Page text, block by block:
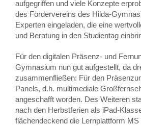
aufgegriffen und viele Konzepte
des Fördervereins des Hilda-
Experten eingeladen, die eine
und Beratung in den Studientag
Für den digitalen Präsenz- und
Gymnasium nun gut aufgestellt, da
zusammenfließen: Für den
Panels, d.h. multimediale
angeschafft worden. Des Weiteren
nach den Herbstferien als iPad-
flächendeckend die Lernplattform MS